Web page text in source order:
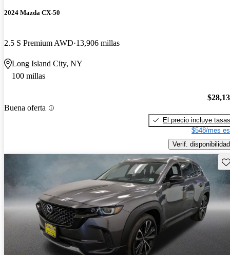
2024 Mazda CX-50
2.5 S Premium AWD 13,906 millas
Long Island City, NY
100 millas
Buena oferta
El precio incluye tasas
$548/mes
Verif. disponibilidad